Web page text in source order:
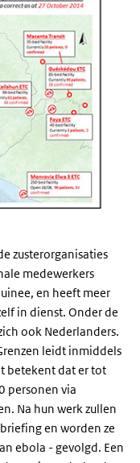
zusterorganisaties
medewerkers
en heeft meer
in dienst. Onder de
ook Nederlanders.
leidt inmiddels
betekent dat er tot
personen via
Na hun werk zullen
en worden ze
ebola - gevolgd. Een